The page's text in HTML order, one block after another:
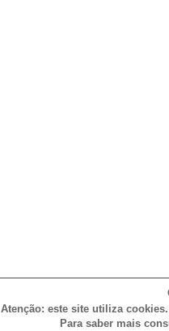
Atenção: este site utiliza
Para saber mais